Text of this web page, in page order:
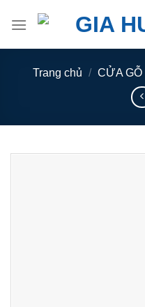
Trang chủ / CỬA GỖ